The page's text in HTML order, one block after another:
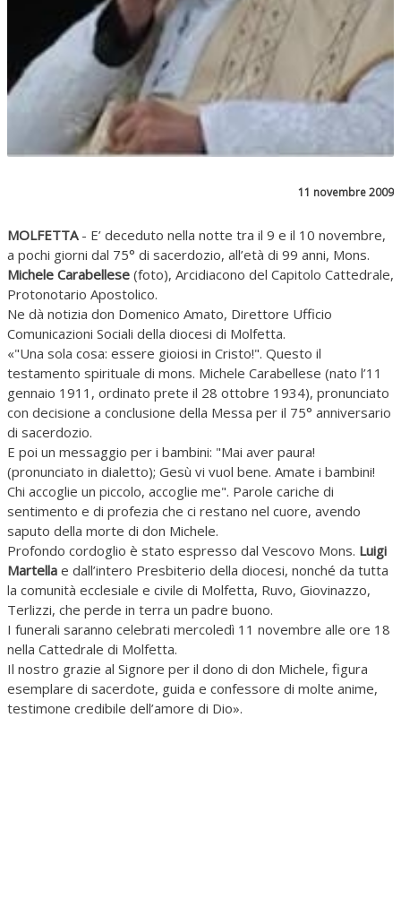
11 novembre 2009
MOLFETTA- E’ deceduto nella notte tra il 9 e il 10 novembre,
a pochi giorni dal 75° di sacerdozio, all’età di 99 anni, Mons.
Michele Carabellese (foto), Arcidiacono del Capitolo Cattedrale,
Protonotario Apostolico.
Ne dà notizia don Domenico Amato, Direttore Ufficio
Comunicazioni Sociali della diocesi di Molfetta.
«"Una sola cosa: essere gioiosi in Cristo!". Questo il
testamento spirituale di mons. Michele Carabellese (nato l’11
gennaio 1911, ordinato prete il 28 ottobre 1934), pronunciato
con decisione a conclusione della Messa per il 75° anniversario
di sacerdozio.
E poi un messaggio per i bambini: "Mai aver paura!
(pronunciato in dialetto); Gesù vi vuol bene. Amate i bambini!
Chi accoglie un piccolo, accoglie me". Parole cariche di
sentimento e di profezia che ci restano nel cuore, avendo
saputo della morte di don Michele.
Profondo cordoglio è stato espresso dal Vescovo Mons. Luigi
Martella e dall’intero Presbiterio della diocesi, nonché da tutta
la comunità ecclesiale e civile di Molfetta, Ruvo, Giovinazzo,
Terlizzi, che perde in terra un padre buono.
I funerali saranno celebrati mercoledì 11 novembre alle ore 18
nella Cattedrale di Molfetta.
Il nostro grazie al Signore per il dono di don Michele, figura
esemplare di sacerdote, guida e confessore di molte anime,
testimone credibile dell’amore di Dio».